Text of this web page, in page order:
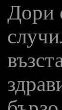
Дори